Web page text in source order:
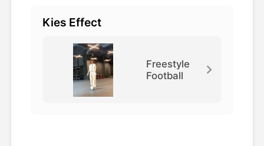
Kies Effect
Freestyle
Football